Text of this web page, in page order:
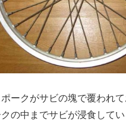
ークがサビの塊で覆われ
の中までサビが浸食して